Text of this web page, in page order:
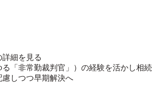
詳細を見る
「非常勤裁判官」）の経験を活かし相続
しつつ早期解決へ